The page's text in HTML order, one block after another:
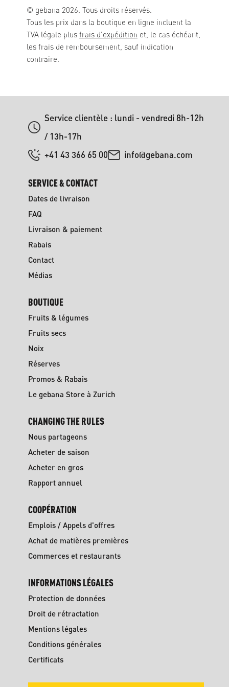
© gebana 2026. Tous droits réservés.
Tous les prix dans la boutique en ligne incluent la
TVA légale plus frais d'expédition et, le cas échéant,
les frais de remboursement, sauf indication
contraire.
Service clientèle : lundi - vendredi 8h-12h
/ 13h-17h
+41 43 366 65 00
info@gebana.com
SERVICE & CONTACT
Dates de livraison
FAQ
Livraison & paiement
Rabais
Contact
Médias
BOUTIQUE
Fruits & légumes
Fruits secs
Noix
Réserves
Promos & Rabais
Le gebana Store à Zurich
CHANGING THE RULES
Nous partageons
Acheter de saison
Acheter en gros
Rapport annuel
COOPÉRATION
Emplois / Appels d'offres
Achat de matières premières
Commerces et restaurants
INFORMATIONS LÉGALES
Protection de données
Droit de rétractation
Mentions légales
Conditions générales
Certificats